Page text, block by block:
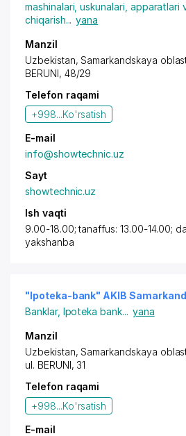
mashinalari, uskunalari, apparatlari
chiqarish... yana
Manzil
Uzbekistan,Samarkandskaya
BERUNI, 48/29
Telefon raqami
+998...Ko'rsatish
E-mail
info@showtechnic.uz
Sayt
showtechnic.uz
Ish vaqti
9.00-18.00; tanaffus: 13.00-14.00;
yakshanba
"Ipoteka-bank" AKIB
Banklar, Ipoteka bank... yana
Manzil
Uzbekistan,Samarkandskaya
ul. BERUNI, 31
Telefon raqami
+998...Ko'rsatish
E-mail